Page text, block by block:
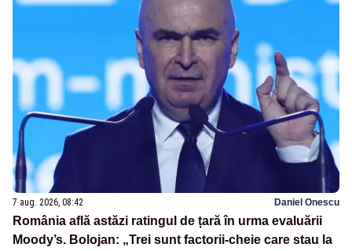
7 aug. 2026, 08:42 Daniel Onescu
România află astăzi ratingul de țară în urma evaluării
Moody’s. Bolojan: „Trei sunt factorii-cheie care stau la